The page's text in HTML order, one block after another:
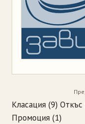
Класация (9) Откъс
Промоция (1)